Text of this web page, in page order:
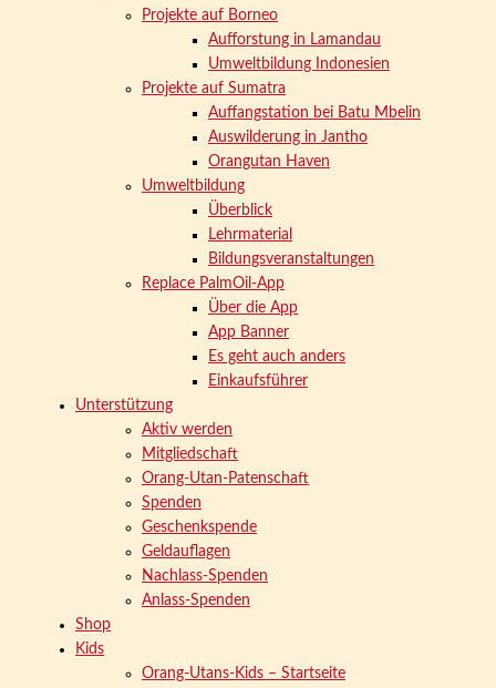
Projekte auf Borneo
Aufforstung in Lamandau
Umweltbildung Indonesien
Projekte auf Sumatra
Auffangstation bei Batu Mbelin
Auswilderung in Jantho
Orangutan Haven
Umweltbildung
Überblick
Lehrmaterial
Bildungsveranstaltungen
Replace PalmOil-App
Über die App
App Banner
Es geht auch anders
Einkaufsführer
Unterstützung
Aktiv werden
Mitgliedschaft
Orang-Utan-Patenschaft
Spenden
Geschenkspende
Geldauflagen
Nachlass-Spenden
Anlass-Spenden
Shop
Kids
Orang-Utans-Kids – Startseite